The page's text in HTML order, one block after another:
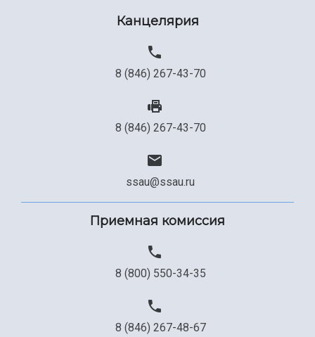
Сведения об образовательной организации
Официальные документы
Канцелярия
8 (846) 267-43-70
8 (846) 267-43-70
ssau@ssau.ru
Приемная комиссия
8 (800) 550-34-35
8 (846) 267-48-67